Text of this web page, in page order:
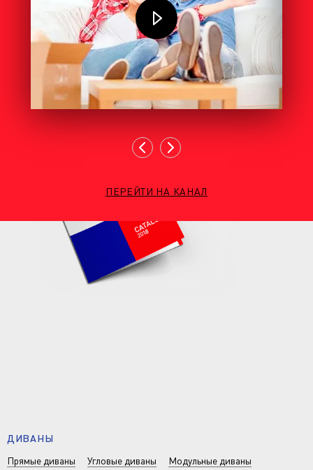
ПЕРЕЙТИ НА КАНАЛ
ДИВАНЫ
Прямые диваны
Угловые диваны
Модульные диваны